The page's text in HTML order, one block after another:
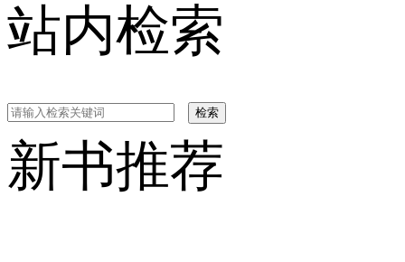
站内检索
检索
新书推荐